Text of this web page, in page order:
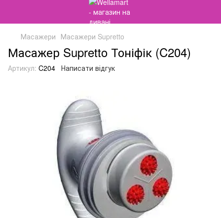
Масажери Масажери Supretto
Масажер Supretto Тоніфік (C204)
Артикул: C204 Написати відгук